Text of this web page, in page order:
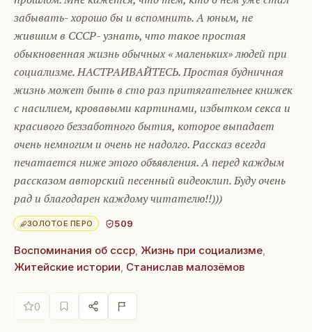
забывать- хорошо бы и вспомнить. А юным, не
жившим в СССР- узнать, что такое простая
обыкновенная жизнь обычных « маленьких» людей при
социализме. НАСТРАИВАЙТЕСЬ. Простая будничная
жизнь может быть в сто раз притягательнее книжек
с насилием, кровавыми картинами, избытком секса и
красивого беззаботного бытия, которое выпадает
очень немногим и очень не надолго. Рассказ всегда
печатается ниже этого объявления. А перед каждым
рассказом авторский песенный видеоклип. Буду очень
рад и благодарен каждому читателю!!)))
ЗОЛОТОЕ ПЕРО 509
Воспоминания об ссср, Жизнь при социализме,
Житейские истории, Станислав малозёмов
0